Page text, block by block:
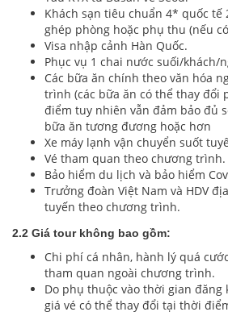
Khách sạn tiêu chuẩn 4* quốc tế
ghép phòng hoặc phụ thu (nếu
Visa nhập cảnh Hàn Quốc.
Phục vụ 1 chai nước suối/khách/
Các bữa ăn chính theo văn hóa
trình (các bữa ăn có thể thay đổi
điểm tuy nhiên vẫn đảm bảo đủ
bữa ăn tương đương hoặc hơn
Xe máy lạnh vận chuyển suốt
Vé tham quan theo chương trình.
Bảo hiểm du lịch và bảo hiểm
Trưởng đoàn Việt Nam và HDV
tuyến theo chương trình.
2.2 Giá tour không bao gồm:
Chi phí cá nhân, hành lý quá
tham quan ngoài chương trình.
Do phụ thuộc vào thời gian đăng
giá vé có thể thay đổi tại thời